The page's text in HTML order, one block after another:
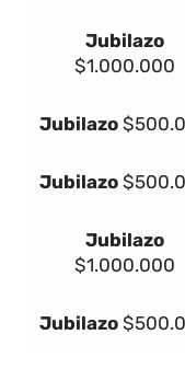
Jubilazo
$1.000.000
Jubilazo
Jubilazo
Jubilazo
$1.000.000
Jubilazo